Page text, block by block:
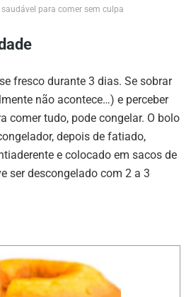
saudável para comer sem culpa
fresco durante 3 dias. Se sobrar
não acontece…) e perceber
comer tudo, pode congelar. O bolo
depois de fatiado,
e colocado em sacos de
ser descongelado com 2 a 3